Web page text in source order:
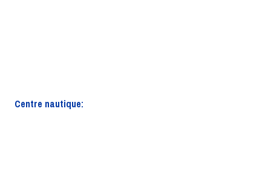
Centre nautique: